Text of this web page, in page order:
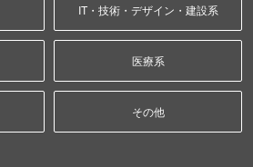
IT・技術・デザイン・建設系
医療系
その他